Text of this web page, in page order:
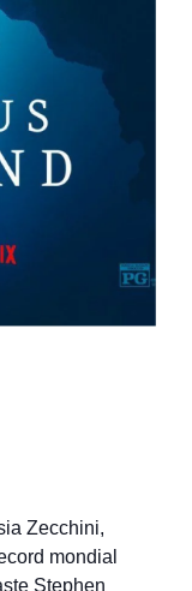
Zecchini,
mondial
Stephen